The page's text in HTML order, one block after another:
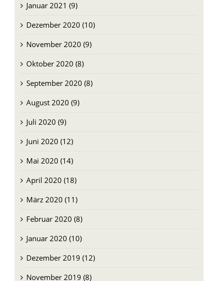
Januar 2021 (9)
Dezember 2020 (10)
November 2020 (9)
Oktober 2020 (8)
September 2020 (8)
August 2020 (9)
Juli 2020 (9)
Juni 2020 (12)
Mai 2020 (14)
April 2020 (18)
März 2020 (11)
Februar 2020 (8)
Januar 2020 (10)
Dezember 2019 (12)
November 2019 (8)